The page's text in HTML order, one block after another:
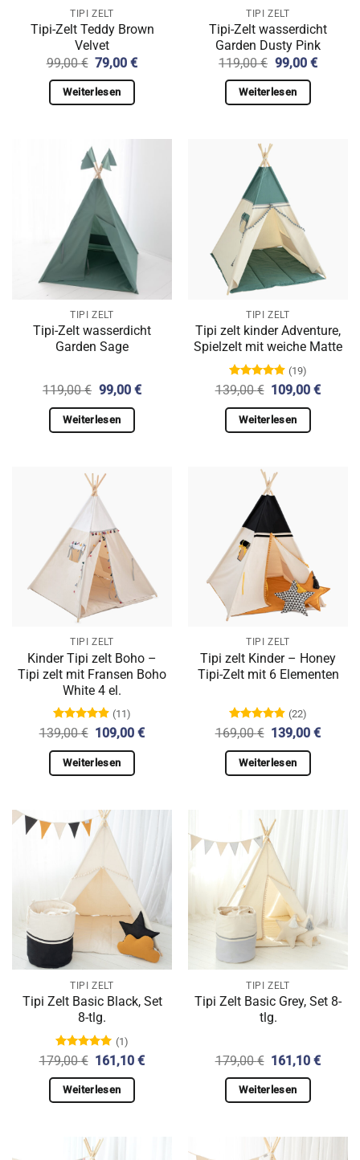
TIPI ZELT
Tipi-Zelt Teddy Brown
Velvet
99,00€ Ursprünglicher
war:
99,00 €
79,00€Aktueller
Weiterlesen
TIPI ZELT
Tipi-Zelt wasserdicht
Garden Dusty Pink
119,00€ Ursprünglicher
war:
119,00 €
99,00 €
Weiterlesen
TIPI ZELT
Tipi-Zelt wasserdicht
Garden Sage
119,00€ Ursprünglicher
war:
119,00 €
99,00 €Aktueller
Weiterlesen
TIPI ZELT
Tipi zelt kinder Adventure,
Spielzelt mit weiche Matte
Bewertet
mit4.89
von 5
(19)
139,00€ Ursprünglicher
war:
139,00 €
109,00€
Weiterlesen
TIPI ZELT
Kinder Tipi zelt Boho –
Tipi zelt mit Fransen Boho
White 4 el.
Bewertet
mit4.91
von 5
(11)
139,00€ Ursprünglicher
war:
139,00 €
109,00€Aktueller
Weiterlesen
TIPI ZELT
Tipi zelt Kinder – Honey
Tipi-Zelt mit 6 Elementen
Bewertet
mit4.86
von 5
(22)
169,00€ Ursprünglicher
war:
169,00 €
139,00€
Weiterlesen
TIPI ZELT
Tipi Zelt Basic Black, Set
8-tlg.
Bewertet
mit5.00
von 5
(1)
179,00€ Ursprünglicher
war:
179,00 €
161,10€Aktueller
Weiterlesen
TIPI ZELT
Tipi Zelt Basic Grey, Set 8-
tlg.
179,00€ Ursprünglicher
war:
179,00 €
161,10€
Weiterlesen